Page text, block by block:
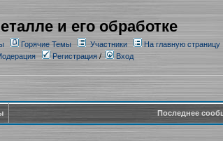
и его обработке
Горячие Темы Участники
На главную страницу
Регистрация/ Вход
Последнее